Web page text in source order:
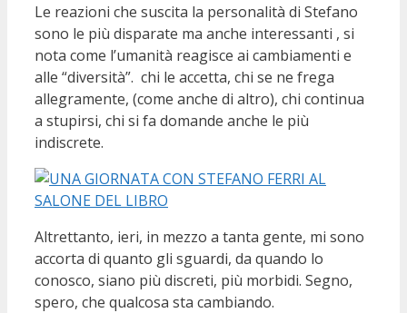
Le reazioni che suscita la personalità di Stefano
sono le più disparate ma anche interessanti , si
nota come l’umanità reagisce ai cambiamenti e
alle “diversità”. chi le accetta, chi se ne frega
allegramente, (come anche di altro), chi continua
a stupirsi, chi si fa domande anche le più
indiscrete.
Altrettanto, ieri, in mezzo a tanta gente, mi sono
accorta di quanto gli sguardi, da quando lo
conosco, siano più discreti, più morbidi. Segno,
spero, che qualcosa sta cambiando.